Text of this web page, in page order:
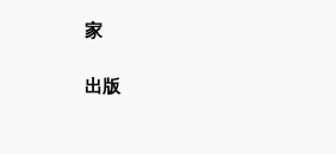
家
出版